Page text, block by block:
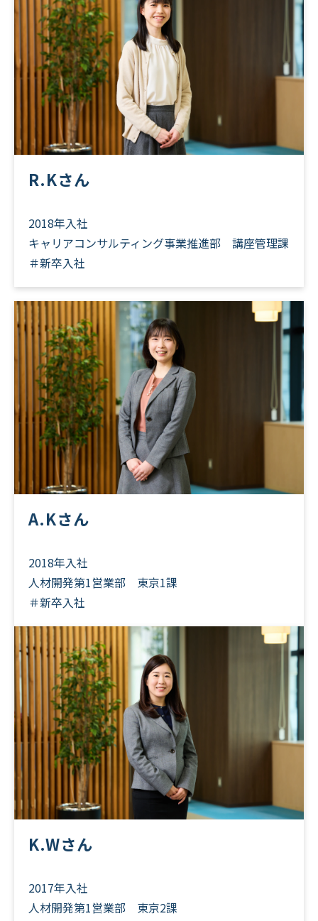
R.Kさん
2018年入社
キャリアコンサルティング事業推進部 講座管理課
＃新卒入社
A.Kさん
2018年入社
人材開発第1営業部 東京1課
＃新卒入社
K.Wさん
2017年入社
人材開発第1営業部 東京2課